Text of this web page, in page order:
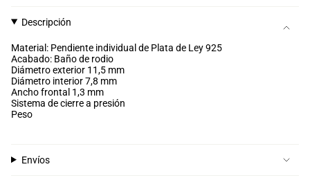
Descripción
Material: Pendiente individual de Plata de Ley 925
Acabado: Baño de rodio
Diámetro exterior 11,5 mm
Diámetro interior 7,8 mm
Ancho frontal 1,3 mm
Sistema de cierre a presión
Peso
Envíos